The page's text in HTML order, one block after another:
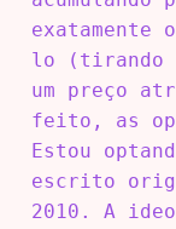
exatamente
lo (tirando
um preço
feito, as
Estou
escrito
2010. A